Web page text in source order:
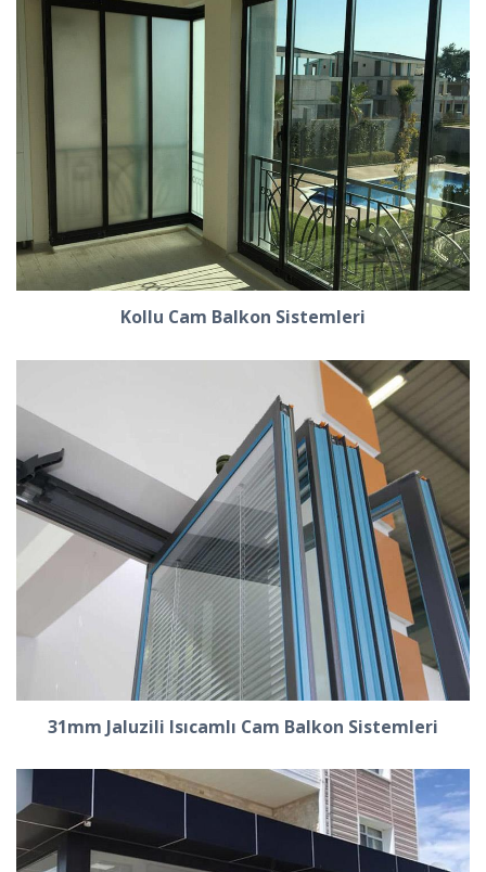
Kollu Cam Balkon Sistemleri
31mm Jaluzili Isıcamlı Cam Balkon Sistemleri